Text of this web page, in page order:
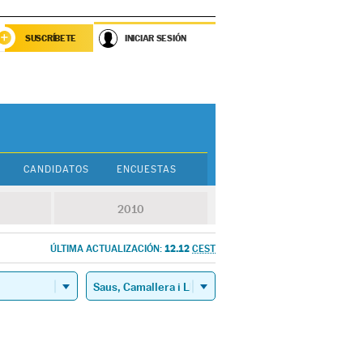
SUSCRÍBETE INICIAR SESIÓN
CANDIDATOS ENCUESTAS
2010
ÚLTIMA ACTUALIZACIÓN: 12.12 CEST